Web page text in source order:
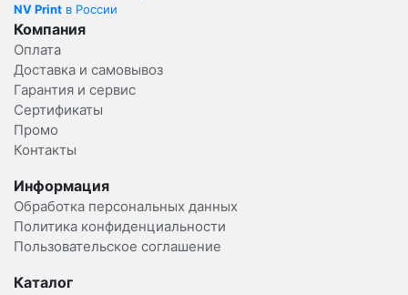
NV Print в России
Компания
Оплата
Доставка и самовывоз
Гарантия и сервис
Сертификаты
Промо
Контакты
Информация
Обработка персональных данных
Политика конфиденциальности
Пользовательское соглашение
Каталог